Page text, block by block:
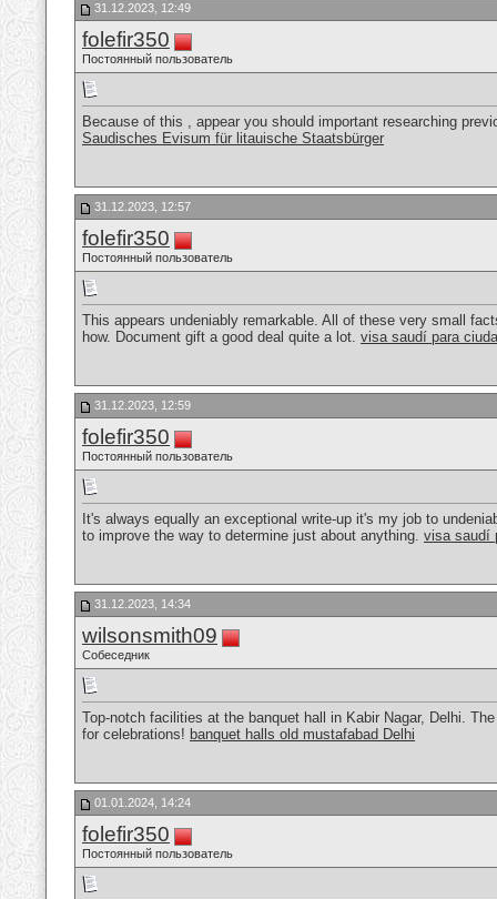
31.12.2023, 12:49
folefir350
Постоянный пользователь
Because of this , appear you should important researching
Saudisches Evisum für litauische Staatsbürger
31.12.2023, 12:57
folefir350
Постоянный пользователь
This appears undeniably remarkable. All of these very small
how. Document gift a good deal quite a lot. visa saudí para
31.12.2023, 12:59
folefir350
Постоянный пользователь
It's always equally an exceptional write-up it's my job to
to improve the way to determine just about anything. visa saudí
31.12.2023, 14:34
wilsonsmith09
Собеседник
Top-notch facilities at the banquet hall in Kabir Nagar, Delhi.
for celebrations! banquet halls old mustafabad Delhi
01.01.2024, 14:24
folefir350
Постоянный пользователь